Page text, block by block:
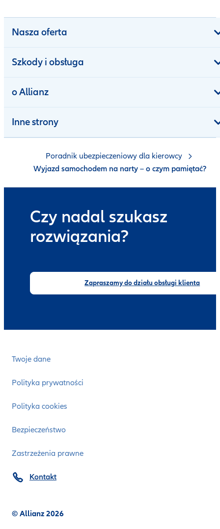
Nasza oferta
Szkody i obsługa
o Allianz
Inne strony
Czy nadal szukasz
rozwiązania?
Zapraszamy do działu obsługi klienta
Twoje dane
Polityka prywatności
Polityka cookies
Bezpieczeństwo
Zastrzeżenia prawne
© Allianz 2026
Kontakt
Poradnik ubezpieczeniowy dla kierowcy
Wyjazd samochodem na narty – o czym pamiętać?